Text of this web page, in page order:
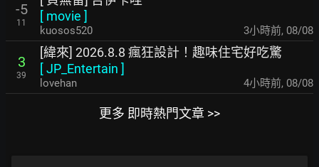
-5
11
[ movie ]
kuosos520 3小時前, 08/08
3
39
[緯來] 2026.8.8 瘋狂設計！趣味住宅好吃驚
[JP_Entertain ]
lovehan 4小時前, 08/08
更多 即時熱門文章 >>